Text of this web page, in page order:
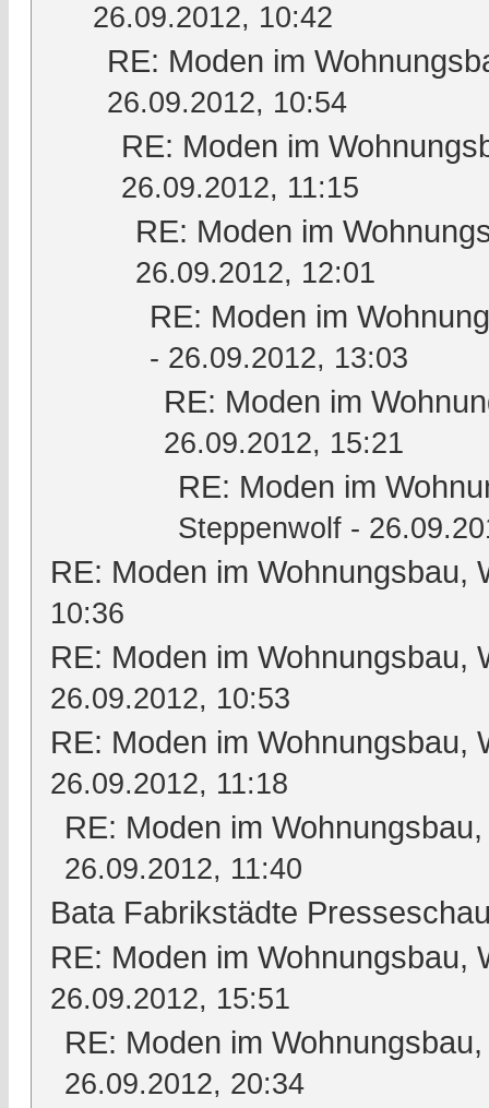
26.09.2012, 10:42
RE: Moden im
26.09.2012, 10:54
RE: Moden im
26.09.2012, 11:15
RE: Moden im
26.09.2012, 12:01
RE: Moden im
- 26.09.2012, 13:03
RE: Moden im
26.09.2012, 15:21
RE: Moden im
Steppenwolf -
RE: Moden im Wohnungsbau,
10:36
RE: Moden im Wohnungsbau,
26.09.2012, 10:53
RE: Moden im Wohnungsbau,
26.09.2012, 11:18
RE: Moden im
26.09.2012, 11:40
Bata Fabrikstädte
RE: Moden im Wohnungsbau,
26.09.2012, 15:51
RE: Moden im
26.09.2012, 20:34